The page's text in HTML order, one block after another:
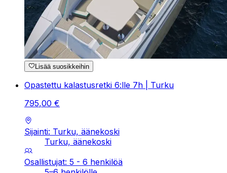
Lisää suosikkeihin
Opastettu kalastusretki 6:lle 7h | Turku
795,00 €
Sijainti: Turku, äänekoski
Turku, äänekoski
Osallistujat: 5 - 6 henkilöä